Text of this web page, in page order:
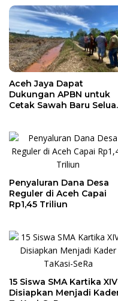
Aceh Jaya Dapat
Dukungan APBN untuk
Cetak Sawah Baru
Penyaluran Dana Desa
Reguler di Aceh Capai
Rp1,45 Triliun
15 Siswa SMA Kartika
Disiapkan Menjadi